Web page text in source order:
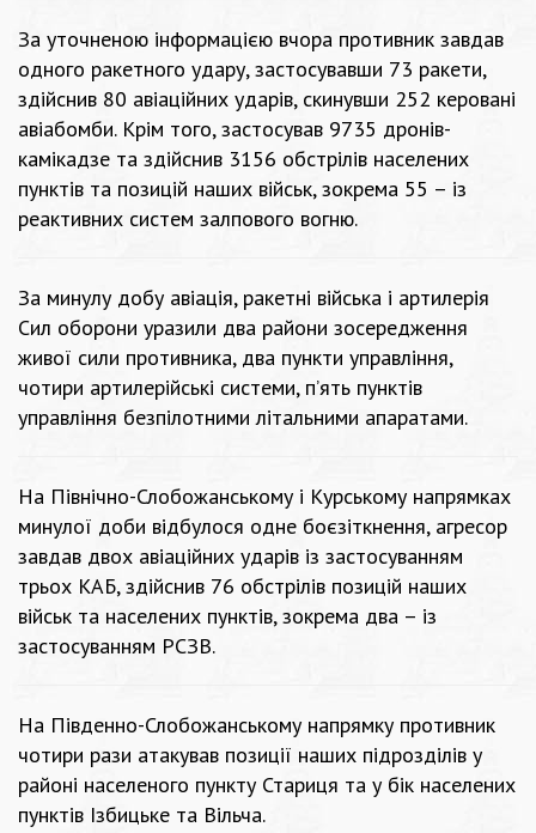
За уточненою інформацією вчора противник завдав
одного ракетного удару, застосувавши 73 ракети,
здійснив 80 авіаційних ударів, скинувши 252 керовані
авіабомби. Крім того, застосував 9735 дронів-
камікадзе та здійснив 3156 обстрілів населених
пунктів та позицій наших військ, зокрема 55 – із
реактивних систем залпового вогню.
За минулу добу авіація, ракетні війська і артилерія
Сил оборони уразили два райони зосередження
живої сили противника, два пункти управління,
чотири артилерійські системи, п’ять пунктів
управління безпілотними літальними апаратами.
На Північно-Слобожанському і Курському напрямках
минулої доби відбулося одне боєзіткнення, агресор
завдав двох авіаційних ударів із застосуванням
трьох КАБ, здійснив 76 обстрілів позицій наших
військ та населених пунктів, зокрема два – із
застосуванням РСЗВ.
На Південно-Слобожанському напрямку противник
чотири рази атакував позиції наших підрозділів у
районі населеного пункту Стариця та у бік населених
пунктів Ізбицьке та Вільча.